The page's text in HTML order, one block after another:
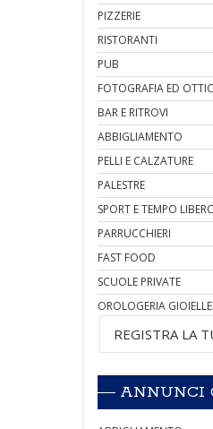
PIZZERIE
RISTORANTI
PUB
FOTOGRAFIA ED
BAR E RITROVI
ABBIGLIAMENTO
PELLI E CALZATURE
PALESTRE
SPORT E TEMPO
PARRUCCHIERI
FAST FOOD
SCUOLE PRIVATE
OROLOGERIA
REGISTRA LA
ANNUNCI